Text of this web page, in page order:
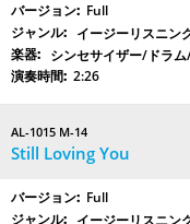
Full
イージーリスニン
シンセサイザー/ドラ
2:26
AL-1015 M-14
Still Loving You
Full